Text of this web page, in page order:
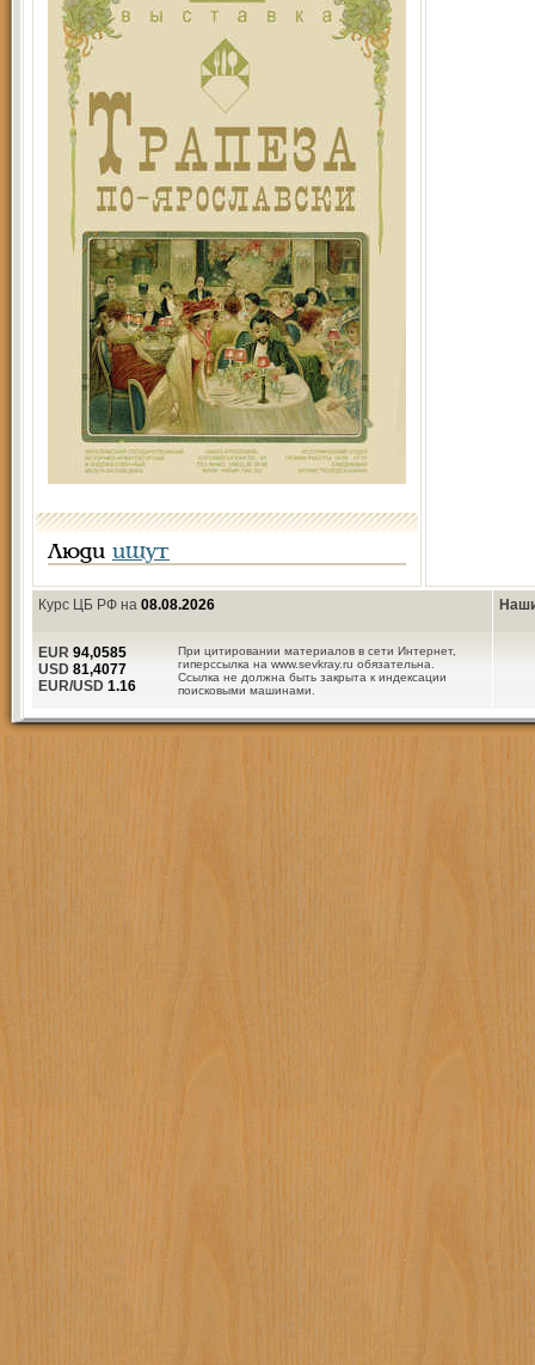
Люди ищут
Курс ЦБ РФ на 08.08.2026
При цитировании материалов в сети Интернет,
гиперссылка на www.sevkray.ru обязательна.
Ссылка не должна быть закрыта к индексации
поисковыми машинами.
EUR 94,0585
USD 81,4077
EUR/USD 1.16